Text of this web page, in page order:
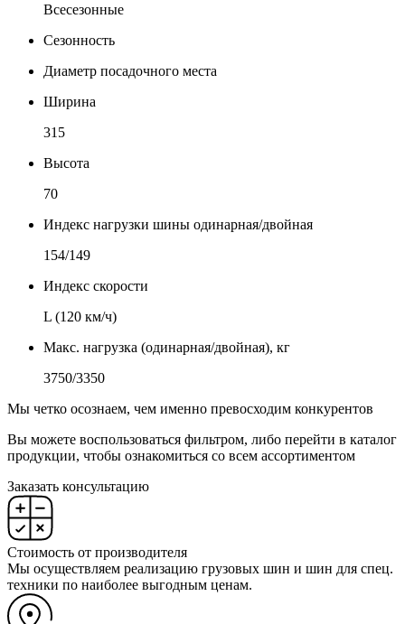
Всесезонные
Сезонность
Диаметр посадочного места
Ширина
315
Высота
70
Индекс нагрузки шины одинарная/двойная
154/149
Индекс скорости
L (120 км/ч)
Макс. нагрузка (одинарная/двойная), кг
3750/3350
Мы четко осознаем, чем именно превосходим конкурентов
Вы можете воспользоваться фильтром, либо перейти в каталог
продукции, чтобы ознакомиться со всем ассортиментом
Заказать консультацию
Стоимость от производителя
Мы осуществляем реализацию грузовых шин и шин для спец.
техники по наиболее выгодным ценам.